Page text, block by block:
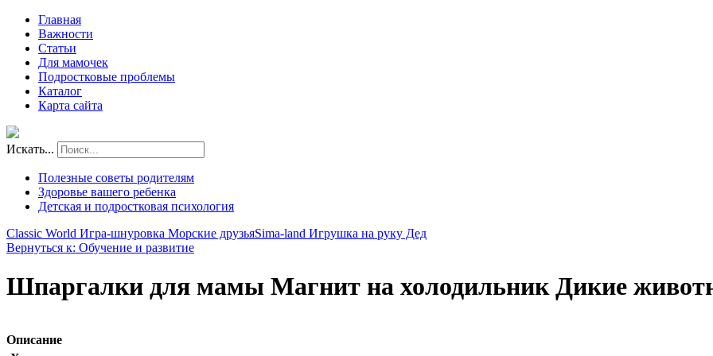
Главная
Важности
Статьи
Для мамочек
Подростковые проблемы
Каталог
Карта сайта
Искать...
Полезные советы родителям
Здоровье вашего ребенка
Детская и подростковая психология
Classic World Игра-шнуровка Морские друзьяSima-land Игрушка на руку Дед
Вернуться к: Обучение и развитие
Шпаргалки для мамы Магнит на холодильник Дикие
Описание